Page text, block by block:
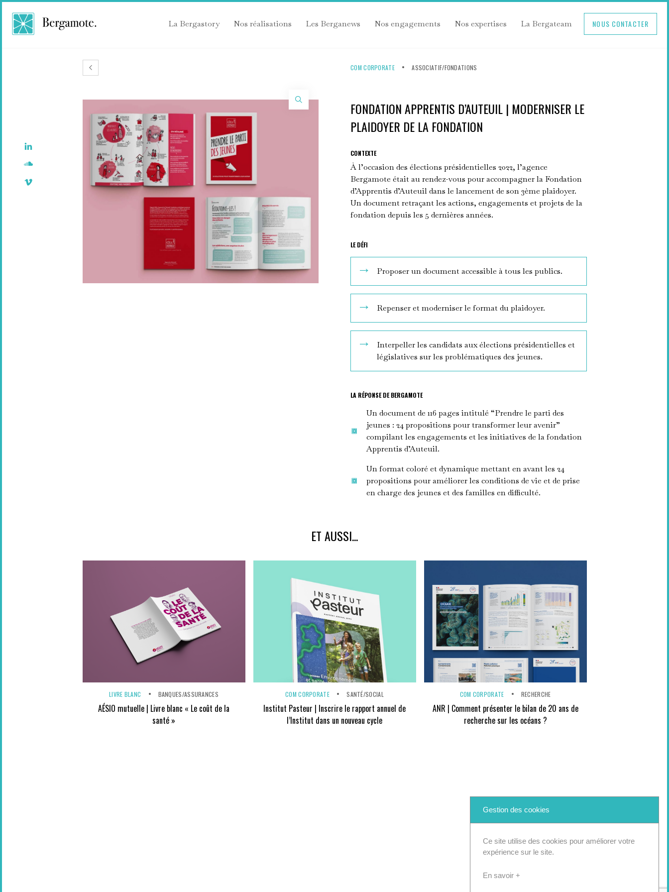
La Bergastory Nos réalisations Les Berganews Nos engagements Nos expertises La Bergateam NOUS CONTACTER
COM CORPORATE ASSOCIATIF/FONDATIONS
FONDATION APPRENTIS D’AUTEUIL | MODERNISER LE
PLAIDOYER DE LA FONDATION
CONTEXTE
À l’occasion des élections présidentielles 2022, l’agence
Bergamote était au rendez-vous pour accompagner la Fondation
d’Apprentis d’Auteuil dans le lancement de son 3ème plaidoyer.
Un document retraçant les actions, engagements et projets de la
fondation depuis les 5 dernières années.
LE DÉFI
Proposer un document accessible à tous les publics.
Repenser et moderniser le format du plaidoyer.
Interpeller les candidats aux élections présidentielles et
législatives sur les problématiques des jeunes.
LA RÉPONSE DE BERGAMOTE
Un document de 116 pages intitulé “Prendre le parti des
jeunes : 24 propositions pour transformer leur avenir”
compilant les engagements et les initiatives de la fondation
Apprentis d’Auteuil.
Un format coloré et dynamique mettant en avant les 24
propositions pour améliorer les conditions de vie et de prise
en charge des jeunes et des familles en difficulté.
ET AUSSI...
LIVRE BLANC BANQUES/ASSURANCES
AÉSIO mutuelle | Livre blanc « Le coût de la
santé »
COM CORPORATE SANTÉ/SOCIAL
Institut Pasteur | Inscrire le rapport annuel de
l’Institut dans un nouveau cycle
COM CORPORATE RECHERCHE
ANR | Comment présenter le bilan de 20 ans de
recherche sur les océans ?
Gestion des cookies
Ce site utilise des cookies pour améliorer votre
expérience sur le site.
En savoir +